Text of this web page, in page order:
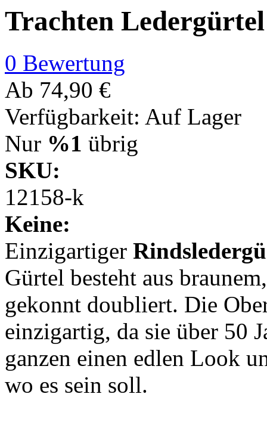
Trachten
0 Bewertung
Ab 74,90 €
Verfügbarkeit: Auf Lager
Nur %1 übrig
SKU:
12158-k
Keine:
Einzigartiger
Gürtel besteht aus
gekonnt doubliert. Die
einzigartig, da sie über 50
ganzen einen edlen Look
wo es sein soll.